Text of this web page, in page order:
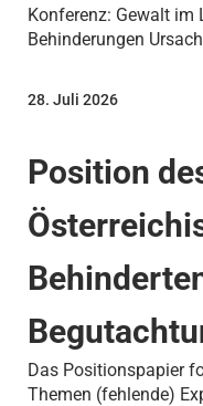
Konferenz: Gewalt im
Behinderungen
Position
28. Juli 2026
Das Positionspapier
Themen (fehlende)